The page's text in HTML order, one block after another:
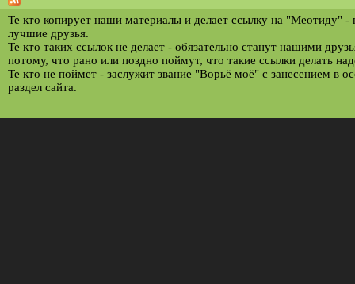
р
а
н
и
Те кто копирует наши материалы и делает ссылку на "Меотиду" -
лучшие друзья.
Те кто таких ссылок не делает - обязательно станут нашими
потому, что рано или поздно поймут, что такие ссылки делать
Те кто не поймет - заслужит звание "Ворьё моё" с занесением в
раздел сайта.